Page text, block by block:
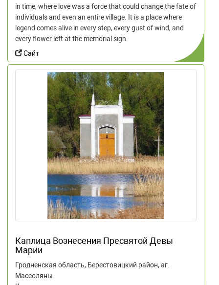
in time, where love was a force that could change the fate of
individuals and even an entire village. It is a place where
legend comes alive in every step, every gust of wind, and
every flower left at the memorial sign.
Сайт
Каплица Вознесения Пресвятой Девы
Марии
Гродненская область, Берестовицкий район, аг.
Массоляны